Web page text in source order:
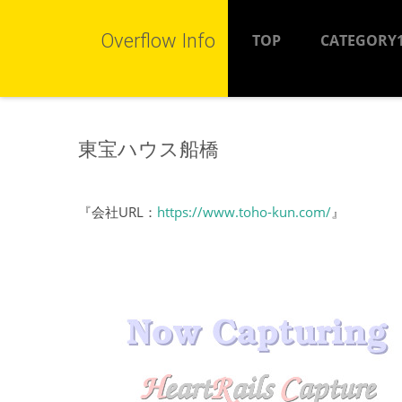
Overflow Info TOP CATEGORY1
東宝ハウス船橋
『会社URL： https://www.toho-kun.com/』